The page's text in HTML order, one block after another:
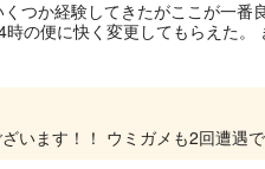
つか経験してきたがここが一番
の便に快く変更してもらえた。